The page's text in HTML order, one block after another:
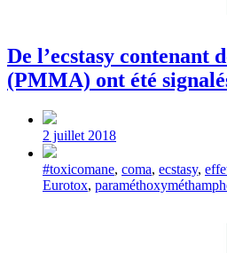
De l’ecstasy contenant
(PMMA) ont été
Post
date
2 juillet 2018
Tagged
with
#toxicomane, coma, ecstasy,
Eurotox,